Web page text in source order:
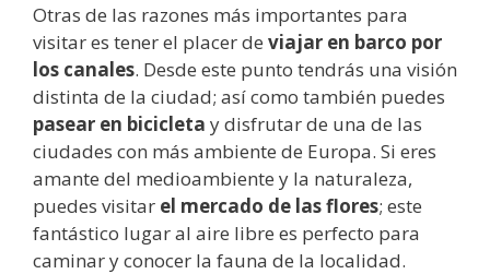
Otras de las razones más importantes para
visitar es tener el placer de viajar en barco por
los canales. Desde este punto tendrás una visión
distinta de la ciudad; así como también puedes
pasear en bicicleta y disfrutar de una de las
ciudades con más ambiente de Europa. Si eres
amante del medioambiente y la naturaleza,
puedes visitar el mercado de las flores; este
fantástico lugar al aire libre es perfecto para
caminar y conocer la fauna de la localidad.